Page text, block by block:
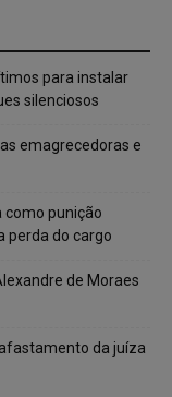
para instalar
silenciosos
emagrecedoras e
como punição
perda do cargo
de Moraes
da juíza